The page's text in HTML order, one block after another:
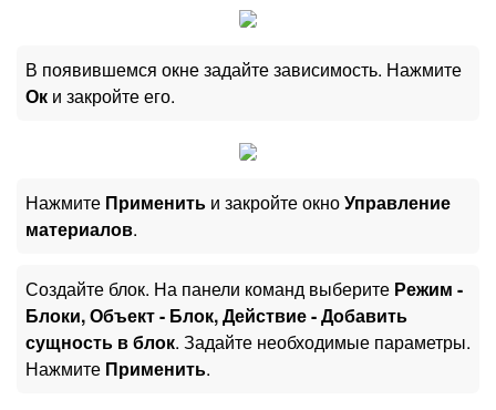
В появившемся окне задайте зависимость. Нажмите
Ок и закройте его.
Нажмите Применить и закройте окноУправление
материалов.
Создайте блок. На панели команд выберите Режим -
Блоки, Объект - Блок, Действие - Добавить
сущность в блок. Задайте необходимые параметры.
Нажмите Применить.